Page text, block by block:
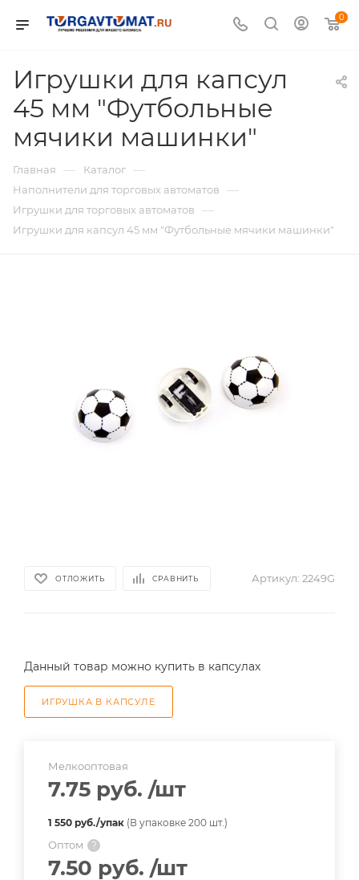
0
Игрушки для капсул
45 мм "Футбольные
мячики машинки"
Главная — Каталог —
Наполнители для торговых автоматов —
Игрушки для торговых автоматов —
Игрушки для капсул 45 мм "Футбольные мячики машинки"
ОТЛОЖИТЬ СРАВНИТЬ Артикул: 2249G
Данный товар можно купить в капсулах
ИГРУШКА В КАПСУЛЕ
Мелкооптовая
7.75 руб. /шт
1 550 руб./упак (В упаковке 200 шт.)
Оптом ?
7.50 руб. /шт